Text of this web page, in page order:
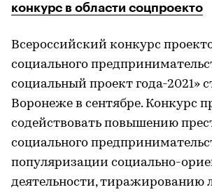
конкурс в области соцпроекто
Всероссийский конкурс
социального
социальный проект года-2021»
Воронеже в сентябре. Конкурс
содействовать повышению
социального
популяризации социально-
деятельности, тиражированию